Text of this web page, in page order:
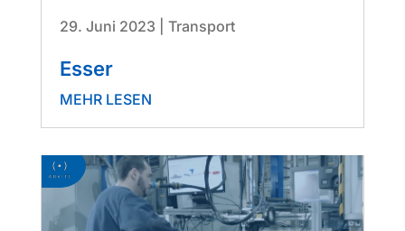
Esser
29. Juni 2023 Transport
MEHR LESEN